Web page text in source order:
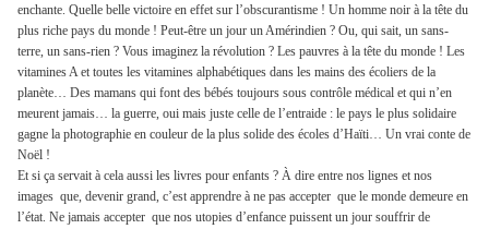
enchante. Quelle belle victoire en effet sur l’obscurantisme ! Un homme noir à la tête du
plus riche pays du monde ! Peut-être un jour un Amérindien ? Ou, qui sait, un sans-
terre, un sans-rien ? Vous imaginez la révolution ? Les pauvres à la tête du monde ! Les
vitamines A et toutes les vitamines alphabétiques dans les mains des écoliers de la
planète… Des mamans qui font des bébés toujours sous contrôle médical et qui n’en
meurent jamais… la guerre, oui mais juste celle de l’entraide : le pays le plus solidaire
gagne la photographie en couleur de la plus solide des écoles d’Haïti… Un vrai conte de
Noël !
Et si ça servait à cela aussi les livres pour enfants ? À dire entre nos lignes et nos
images que, devenir grand, c’est apprendre à ne pas accepter que le monde demeure en
l’état. Ne jamais accepter que nos utopies d’enfance puissent un jour souffrir de